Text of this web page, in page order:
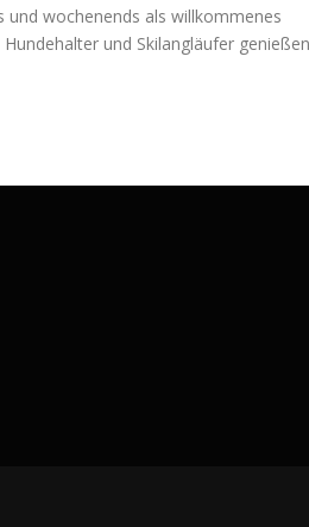
und wochenends als willkommenes
und Skilangläufer